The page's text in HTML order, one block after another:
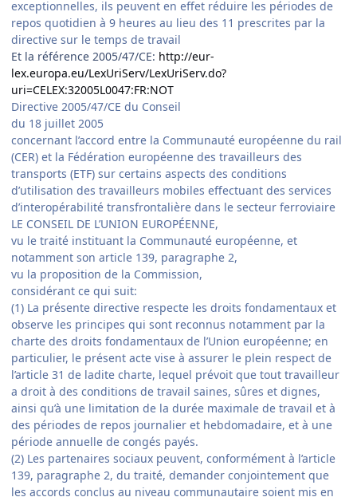
exceptionnelles, ils peuvent en effet réduire les périodes de
repos quotidien à 9 heures au lieu des 11 prescrites par la
directive sur le temps de travail
Et la référence 2005/47/CE: http://eur-
lex.europa.eu/LexUriServ/LexUriServ.do?
uri=CELEX:32005L0047:FR:NOT
Directive 2005/47/CE du Conseil
du 18 juillet 2005
concernant l’accord entre la Communauté européenne du rail
(CER) et la Fédération européenne des travailleurs des
transports (ETF) sur certains aspects des conditions
d’utilisation des travailleurs mobiles effectuant des services
d’interopérabilité transfrontalière dans le secteur ferroviaire
LE CONSEIL DE L’UNION EUROPÉENNE,
vu le traité instituant la Communauté européenne, et
notamment son article 139, paragraphe 2,
vu la proposition de la Commission,
considérant ce qui suit:
(1) La présente directive respecte les droits fondamentaux et
observe les principes qui sont reconnus notamment par la
charte des droits fondamentaux de l’Union européenne; en
particulier, le présent acte vise à assurer le plein respect de
l’article 31 de ladite charte, lequel prévoit que tout travailleur
a droit à des conditions de travail saines, sûres et dignes,
ainsi qu’à une limitation de la durée maximale de travail et à
des périodes de repos journalier et hebdomadaire, et à une
période annuelle de congés payés.
(2) Les partenaires sociaux peuvent, conformément à l’article
139, paragraphe 2, du traité, demander conjointement que
les accords conclus au niveau communautaire soient mis en